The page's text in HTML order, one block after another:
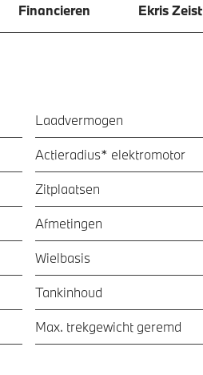
Financieren
Ekris Zeist
Laadvermogen
Actieradius* elektromotor
Zitplaatsen
Afmetingen
Wielbasis
Tankinhoud
Max. trekgewicht geremd